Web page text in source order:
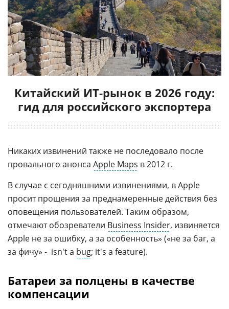
Китайский ИТ-рынок в 2026 году:
гид для российского экспортера
Никаких извинений также не последовало после
провального анонса Apple Maps в 2012 г.
В случае с сегодняшними извинениями, в Apple
просит прощения за преднамеренные действия без
оповещения пользователей. Таким образом,
отмечают обозреватели Business Insider, извиняется
Apple не за ошибку, а за особенность» («не за баг, а
за фичу» - isn't a bug; it's a feature).
Батареи за полцены в качестве
компенсации